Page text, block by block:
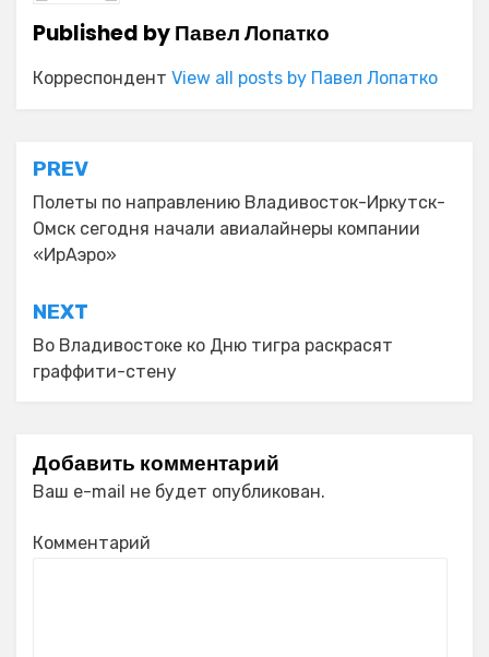
Published byПавел Лопатко
Корреспондент View all posts by Павел Лопатко
Навигация
по
записям
PREV
Полеты по направлению Владивосток-Иркутск-
Омск сегодня начали авиалайнеры компании
«ИрАэро»
NEXT
Во Владивостоке ко Дню тигра раскрасят
граффити-стену
Добавить комментарий
Ваш e-mail не будет опубликован.
Комментарий